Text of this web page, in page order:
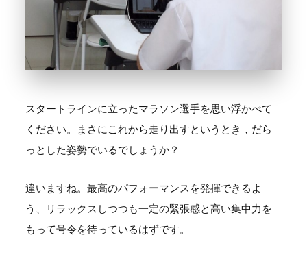
スタートラインに立ったマラソン選手を思い浮かべて
ください。まさにこれから走り出すというとき，だら
っとした姿勢でいるでしょうか？
違いますね。最高のパフォーマンスを発揮できるよ
う、リラックスしつつも一定の緊張感と高い集中力を
もって号令を待っているはずです。